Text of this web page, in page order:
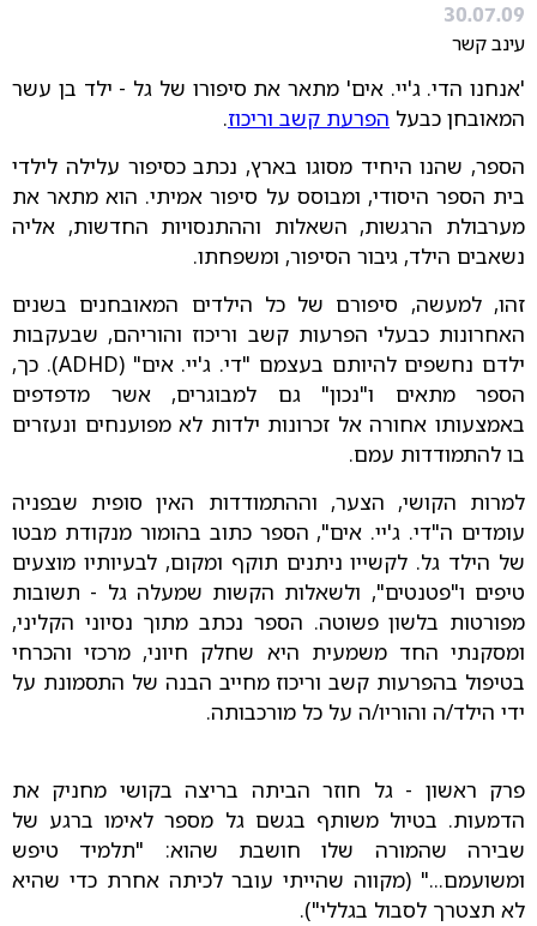
30.07.09
עינב קשר
'אנחנו הדי. ג'יי. אים' מתאר את סיפורו של גל - ילד בן עשר
המאובחן כבעל הפרעת קשב וריכוז.
הספר, שהנו היחיד מסוגו בארץ, נכתב כסיפור עלילה לילדי
בית הספר היסודי, ומבוסס על סיפור אמיתי. הוא מתאר את
מערבולת הרגשות, השאלות וההתנסויות החדשות, אליה
נשאבים הילד, גיבור הסיפור, ומשפחתו.
זהו, למעשה, סיפורם של כל הילדים המאובחנים בשנים
האחרונות כבעלי הפרעות קשב וריכוז והוריהם, שבעקבות
ילדם נחשפים להיותם בעצמם "די. ג'יי. אים" (ADHD). כך,
הספר מתאים ו"נכון" גם למבוגרים, אשר מדפדפים
באמצעותו אחורה אל זכרונות ילדות לא מפוענחים ונעזרים
בו להתמודדות עמם.
למרות הקושי, הצער, וההתמודדות האין סופית שבפניה
עומדים ה"די. ג'יי. אים", הספר כתוב בהומור מנקודת מבטו
של הילד גל. לקשייו ניתנים תוקף ומקום, לבעיותיו מוצעים
טיפים ו"פטנטים", ולשאלות הקשות שמעלה גל - תשובות
מפורטות בלשון פשוטה. הספר נכתב מתוך נסיוני הקליני,
ומסקנתי החד משמעית היא שחלק חיוני, מרכזי והכרחי
בטיפול בהפרעות קשב וריכוז מחייב הבנה של התסמונת על
ידי הילד/ה והוריו/ה על כל מורכבותה.
פרק ראשון - גל חוזר הביתה בריצה בקושי מחניק את
הדמעות. בטיול משותף בגשם גל מספר לאימו ברגע של
שבירה שהמורה שלו חושבת שהוא: "תלמיד טיפש
ומשועמם..." (מקווה שהייתי עובר לכיתה אחרת כדי שהיא
לא תצטרך לסבול בגללי").